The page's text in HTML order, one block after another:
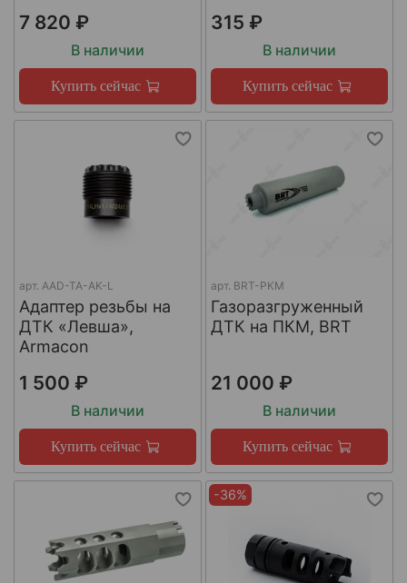
7 820 ₽
В наличии
Купить сейчас
315 ₽
В наличии
Купить сейчас
арт. AAD-TA-AK-L
Адаптер резьбы на
ДТК «Левша»,
Armacon
1 500 ₽
В наличии
Купить сейчас
арт. BRT-PKM
Газоразгруженный
ДТК на ПКМ, BRT
21 000 ₽
В наличии
Купить сейчас
-36%